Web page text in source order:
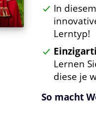
In
Lerntyp!
Lernen
diese je
So macht